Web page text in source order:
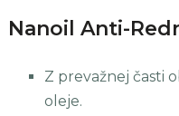
Nanoil Anti-
Z prevažnej časti
oleje.